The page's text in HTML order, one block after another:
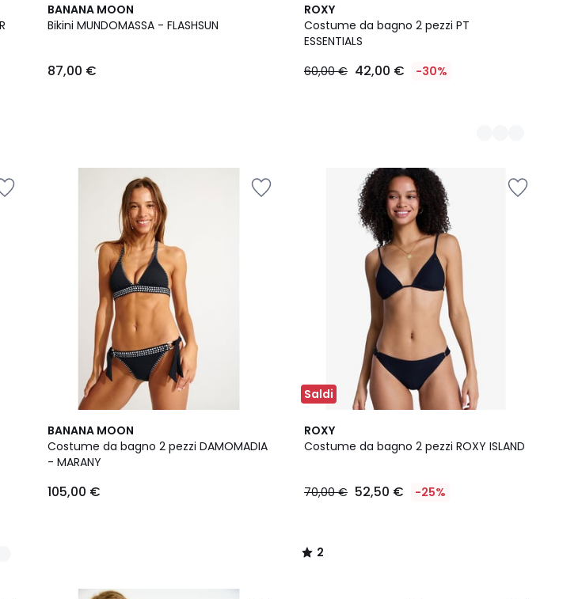
BANANA MOON
Bikini MUNDOMASSA - FLASHSUN
87,00 €
ROXY
Costume da bagno 2 pezzi PT
ESSENTIALS
60,00 € 42,00 € -30%
2
Colori
BANANA MOON
Costume da bagno 2 pezzi DAMOMADIA
- MARANY
105,00 €
Saldi
ROXY
Costume da bagno 2 pezzi ROXY ISLAND
70,00 € 52,50 € -25%
2
/
2
/